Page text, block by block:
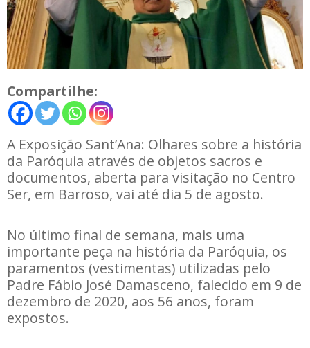
Compartilhe:
A Exposição Sant’Ana: Olhares sobre a história
da Paróquia através de objetos sacros e
documentos, aberta para visitação no Centro
Ser, em Barroso, vai até dia 5 de agosto.
No último final de semana, mais uma
importante peça na história da Paróquia, os
paramentos (vestimentas) utilizadas pelo
Padre Fábio José Damasceno, falecido em 9 de
dezembro de 2020, aos 56 anos, foram
expostos.